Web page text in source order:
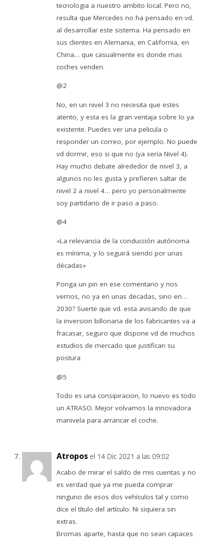
tecnologia a nuestro ambito local. Pero no,
resulta que Mercedes no ha pensado en vd.
al desarrollar este sistema. Ha pensado en
sus clientes en Alemania, en California, en
China… que casualmente es donde mas
coches venden.
@2
No, en un nivel 3 no necesita que estes
atento, y esta es la gran ventaja sobre lo ya
existente. Puedes ver una pelicula o
responder un correo, por ejemplo. No puede
vd dormir, eso si que no (ya seria Nivel 4).
Hay mucho debate alrededor de nivel 3, a
algunos no les gusta y prefieren saltar de
nivel 2 a nivel 4… pero yo personalmente
soy partidario de ir paso a paso.
@4
«La relevancia de la conducción autónoma
es mínima, y lo seguirá siendo por unas
décadas»
Ponga un pin en ese comentario y nos
vemos, no ya en unas decadas, sino en…
2030? Suerte que vd. esta avisando de que
la inversion billonaria de los fabricantes va a
fracasar, seguro que dispone vd de muchos
estudios de mercado que justifican su
postura
@5
Todo es una consipiracion, lo nuevo es todo
un ATRASO. Mejor volvamos la innovadora
manivela para arrancar el coche.
Atropos el 14 Dic 2021 a las 09:02
Acabo de mirar el saldo de mis cuentas y no
es verdad que ya me pueda comprar
ninguno de esos dos vehículos tal y como
dice el título del artículo. Ni siquiera sin
extras.
Bromas aparte, hasta que no sean capaces